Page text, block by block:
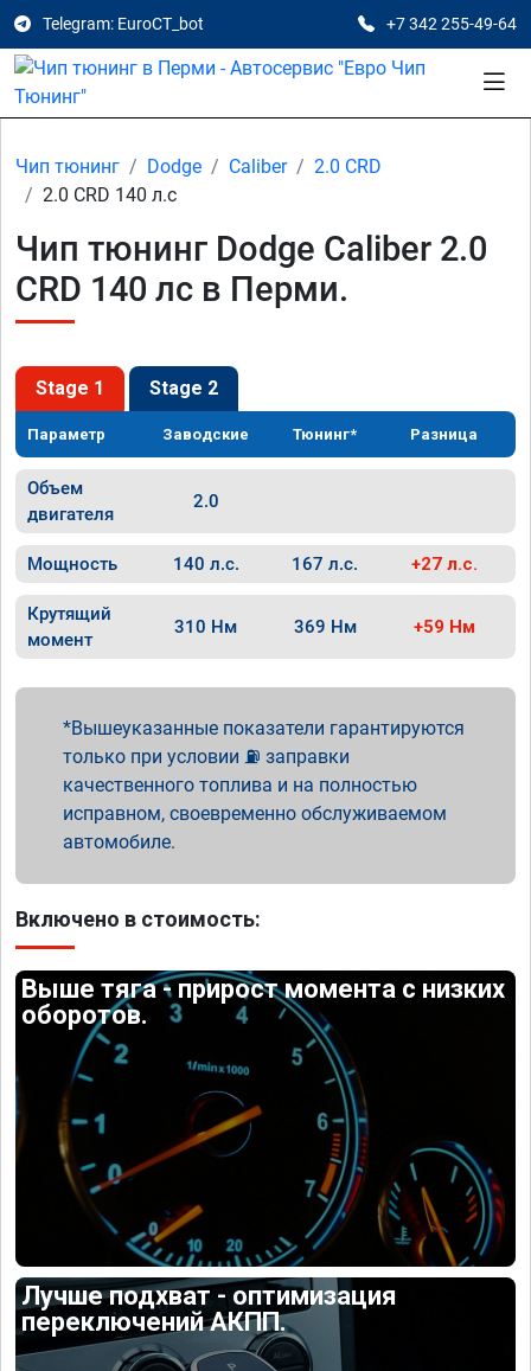
Telegram: EuroCT_bot +7 342 255-49-64
Чип тюнинг Dodge Caliber
2.0 CRD
2.0 CRD 140 л.с
Чип тюнинг Dodge Caliber 2.0
CRD 140 лс в Перми.
Stage 1 Stage 2
Параметр Заводские Тюнинг* Разница
Объем
двигателя
2.0
Мощность 140 л.с. 167 л.с. +27 л.с.
Крутящий
момент
310 Нм 369 Нм +59 Нм
Вышеуказанные показатели гарантируются
только при условии ⛽ заправки
качественного топлива и на полностью
исправном, своевременно обслуживаемом
автомобиле.
Включено в стоимость:
Выше тяга - прирост момента с низких
оборотов.
Лучше подхват - оптимизация
переключений АКПП.